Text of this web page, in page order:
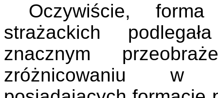
Oczywiście, forma
strażackich
znacznym
zróżnicowaniu w